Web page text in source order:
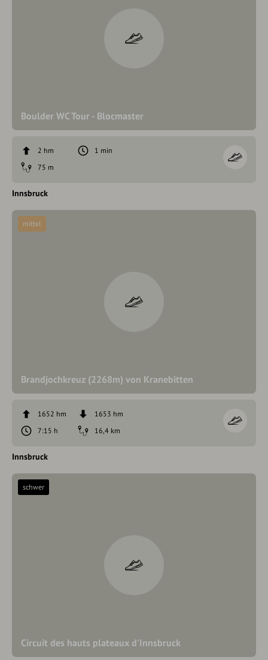
Boulder WC Tour - Blocmaster
2 hm
1 min
75 m
Innsbruck
Brandjochkreuz (2268m) von Kranebitten
mittel
1652 hm
1653 hm
7:15 h
16,4 km
Innsbruck
Circuit des hauts plateaux d'Innsbruck
schwer